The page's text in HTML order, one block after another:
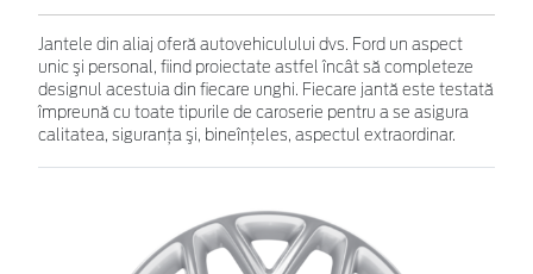
Jantele din aliaj oferă autovehiculului dvs. Ford un aspect
unic şi personal, fiind proiectate astfel încât să completeze
designul acestuia din fiecare unghi. Fiecare jantă este testată
împreună cu toate tipurile de caroserie pentru a se asigura
calitatea, siguranţa şi, bineînţeles, aspectul extraordinar.